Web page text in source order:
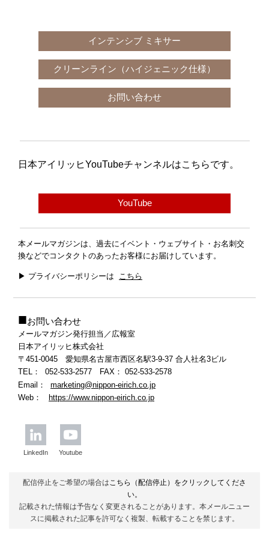
インテンシブ ミキサー
クリーンライン（ハイジェニック仕様）
お問い合わせ
日本アイリッヒYouTubeチャンネルはこちらです。
YouTube
本メールマガジンは、過去にイベント・ウェブサイト・お名刺交
換などでコンタクトのあったお客様にお届けしています。
▶ プライバシーポリシーは こちら
■お問い合わせ
メールマガジン発行担当／広報室
日本アイリッヒ株式会社
〒451-0045 愛知県名古屋市西区名駅3-9-37 合人社名3ビル
TEL： 052-533-2577 FAX ： 052-533-2578
Email：
marketing@nippon-eirich.co.jp
Web：
https://www.nippon-eirich.co.jp
LinkedIn Youtube
配信停止をご希望の場合はこちら（配信停止） をクリックしてくださ
い。
記載された情報は予告なく変更されることがあります。本メールニュー
スに掲載された記事を許可なく複製、転載することを禁じます。